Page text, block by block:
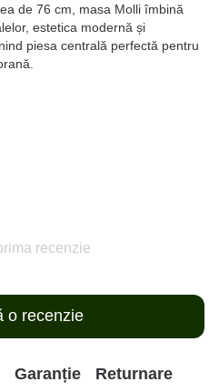
de 76 cm, masa Molli îmbină
estetica modernă și
piesa centrală perfectă pentru
recenzie
o recenzie
Garanție Returnare